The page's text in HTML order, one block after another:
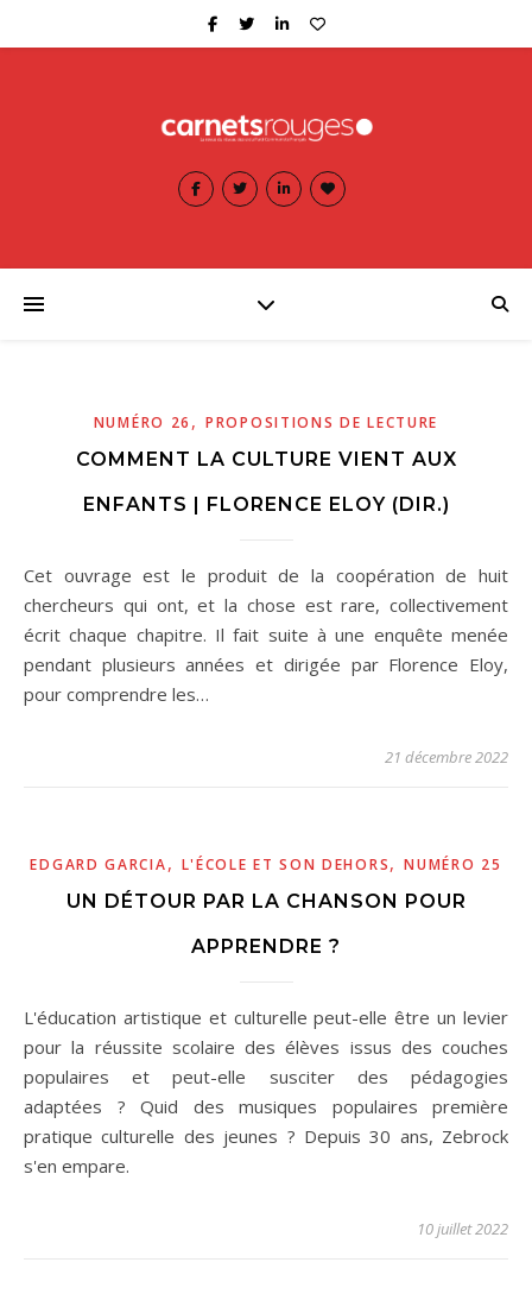
NUMÉRO 26 ,PROPOSITIONS DE LECTURE
COMMENT LA CULTURE VIENT AUX
ENFANTS | FLORENCE ELOY (DIR.)
Cet ouvrage est le produit de la coopération de huit
chercheurs qui ont, et la chose est rare, collectivement
écrit chaque chapitre. Il fait suite à une enquête menée
pendant plusieurs années et dirigée par Florence Eloy,
pour comprendre les…
21 décembre 2022
EDGARD GARCIA, L'ÉCOLE ET SON DEHORS,NUMÉRO 25
UN DÉTOUR PAR LA CHANSON POUR
APPRENDRE ?
L'éducation artistique et culturelle peut-elle être un levier
pour la réussite scolaire des élèves issus des couches
populaires et peut-elle susciter des pédagogies
adaptées ? Quid des musiques populaires première
pratique culturelle des jeunes ? Depuis 30 ans, Zebrock
s'en empare.
10 juillet 2022